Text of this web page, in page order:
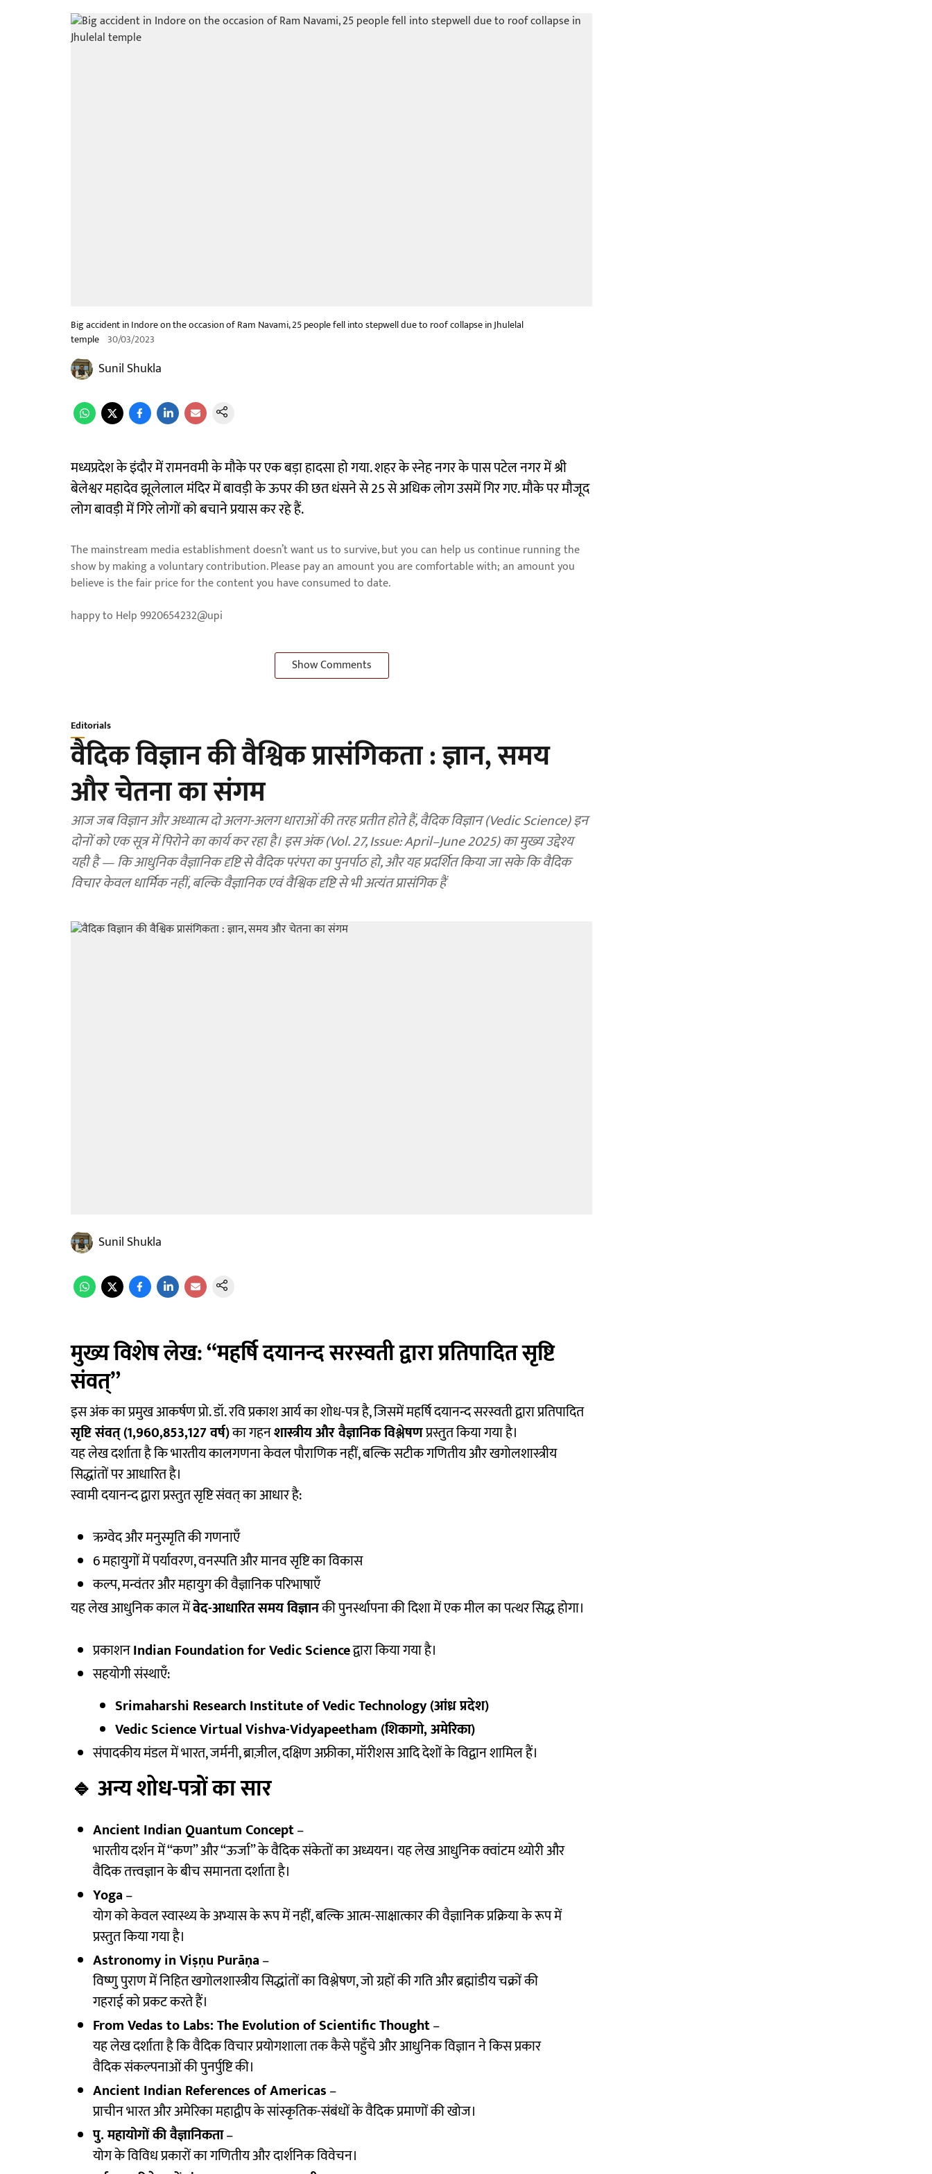
Big accident in Indore on the occasion of Ram Navami, 25 people fell into stepwell due to roof collapse in Jhulelal
temple 30/03/2023
Sunil Shukla
मध्यप्रदेश के इंदौर में रामनवमी के मौके पर एक बड़ा हादसा हो गया. शहर के स्नेह नगर के पास पटेल नगर में श्री
बेलेश्वर महादेव झूलेलाल मंदिर में बावड़ी के ऊपर की छत धंसने से 25 से अधिक लोग उसमें गिर गए. मौके पर मौजूद
लोग बावड़ी में गिरे लोगों को बचाने प्रयास कर रहे हैं.
The mainstream media establishment doesn’t want us to survive, but you can help us continue running the
show by making a voluntary contribution. Please pay an amount you are comfortable with; an amount you
believe is the fair price for the content you have consumed to date.
happy to Help 9920654232@upi
Show Comments
Editorials
वैदिक विज्ञान की वैश्विक प्रासंगिकता : ज्ञान, समय
और चेतना का संगम
आज जब विज्ञान और अध्यात्म दो अलग-अलग धाराओं की तरह प्रतीत होते हैं, वैदिक विज्ञान (Vedic Science) इन
दोनों को एक सूत्र में पिरोने का कार्य कर रहा है। इस अंक (Vol. 27, Issue: April–June 2025) का मुख्य उद्देश्य
यही है — कि आधुनिक वैज्ञानिक दृष्टि से वैदिक परंपरा का पुनर्पाठ हो, और यह प्रदर्शित किया जा सके कि वैदिक
विचार केवल धार्मिक नहीं, बल्कि वैज्ञानिक एवं वैश्विक दृष्टि से भी अत्यंत प्रासंगिक हैं
Sunil Shukla
मुख्य विशेष लेख: “महर्षि दयानन्द सरस्वती द्वारा प्रतिपादित सृष्टि
संवत्”
इस अंक का प्रमुख आकर्षण प्रो. डॉ. रवि प्रकाश आर्य का शोध-पत्र है, जिसमें महर्षि दयानन्द सरस्वती द्वारा प्रतिपादित
सृष्टि संवत् (1,960,853,127 वर्ष)का गहनशास्त्रीय और वैज्ञानिक विश्लेषणप्रस्तुत किया गया है।
यह लेख दर्शाता है कि भारतीय कालगणना केवल पौराणिक नहीं, बल्कि सटीक गणितीय और खगोलशास्त्रीय
सिद्धांतों पर आधारित है।
स्वामी दयानन्द द्वारा प्रस्तुत सृष्टि संवत् का आधार है:
ऋग्वेद और मनुस्मृति की गणनाएँ
6 महायुगों में पर्यावरण, वनस्पति और मानव सृष्टि का विकास
कल्प, मन्वंतर और महायुग की वैज्ञानिक परिभाषाएँ
यह लेख आधुनिक काल मेंवेद-आधारित समय विज्ञानकी पुनर्स्थापना की दिशा में एक मील का पत्थर सिद्ध होगा।
प्रकाशनIndian Foundation for Vedic Scienceद्वारा किया गया है।
सहयोगी संस्थाएँ:
Srimaharshi Research Institute of Vedic Technology (आंध्र प्रदेश)
Vedic Science Virtual Vishva-Vidyapeetham (शिकागो, अमेरिका)
संपादकीय मंडल में भारत, जर्मनी, ब्राज़ील, दक्षिण अफ्रीका, मॉरीशस आदि देशों के विद्वान शामिल हैं।
🔹 अन्य शोध-पत्रों का सार
Ancient Indian Quantum Concept–
भारतीय दर्शन में “कण” और “ऊर्जा” के वैदिक संकेतों का अध्ययन। यह लेख आधुनिक क्वांटम थ्योरी और
वैदिक तत्त्वज्ञान के बीच समानता दर्शाता है।
Yoga–
योग को केवल स्वास्थ्य के अभ्यास के रूप में नहीं, बल्कि आत्म-साक्षात्कार की वैज्ञानिक प्रक्रिया के रूप में
प्रस्तुत किया गया है।
Astronomy in Viṣṇu Purāṇa–
विष्णु पुराण में निहित खगोलशास्त्रीय सिद्धांतों का विश्लेषण, जो ग्रहों की गति और ब्रह्मांडीय चक्रों की
गहराई को प्रकट करते हैं।
From Vedas to Labs: The Evolution of Scientific Thought–
यह लेख दर्शाता है कि वैदिक विचार प्रयोगशाला तक कैसे पहुँचे और आधुनिक विज्ञान ने किस प्रकार
वैदिक संकल्पनाओं की पुनर्पुष्टि की।
Ancient Indian References of Americas–
प्राचीन भारत और अमेरिका महाद्वीप के सांस्कृतिक-संबंधों के वैदिक प्रमाणों की खोज।
पु. महायोगों की वैज्ञानिकता–
योग के विविध प्रकारों का गणितीय और दार्शनिक विवेचन।